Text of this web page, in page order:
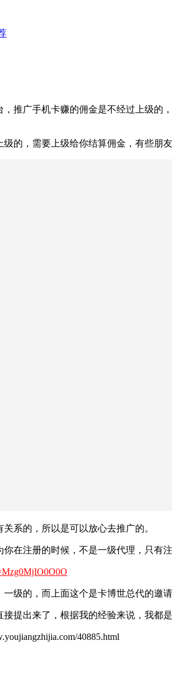
推广手机卡赚的佣金是不经过上级的
的，需要上级给你结算佣金，有些朋友
系的，所以是可以放心去推广的。
在注册的时候，不是一级代理，只有
级的，而上面这个是卡博世总代的邀
提出来了，根据我的经验来说，我都
40885.html